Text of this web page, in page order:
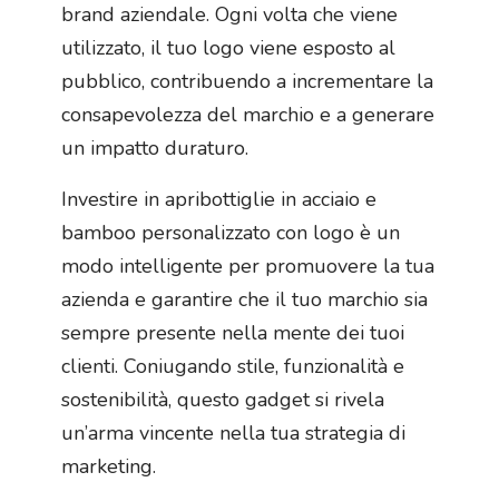
brand aziendale. Ogni volta che viene
utilizzato, il tuo logo viene esposto al
pubblico, contribuendo a incrementare la
consapevolezza del marchio e a generare
un impatto duraturo.
Investire in apribottiglie in acciaio e
bamboo personalizzato con logo è un
modo intelligente per promuovere la tua
azienda e garantire che il tuo marchio sia
sempre presente nella mente dei tuoi
clienti. Coniugando stile, funzionalità e
sostenibilità, questo gadget si rivela
un’arma vincente nella tua strategia di
marketing.